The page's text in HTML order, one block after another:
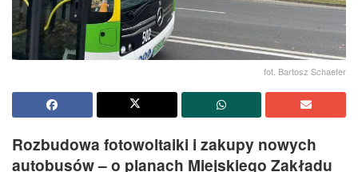
fot. Bartosz Schaefer
Rozbudowa fotowoltaiki i zakupy nowych
autobusów – o planach Miejskiego Zakładu